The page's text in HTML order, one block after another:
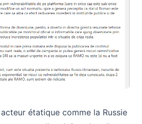
étatique comme la Russie